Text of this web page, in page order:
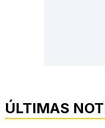
ÚLTIMAS